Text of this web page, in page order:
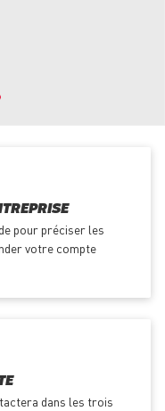
pour préciser les
votre compte
dans les trois